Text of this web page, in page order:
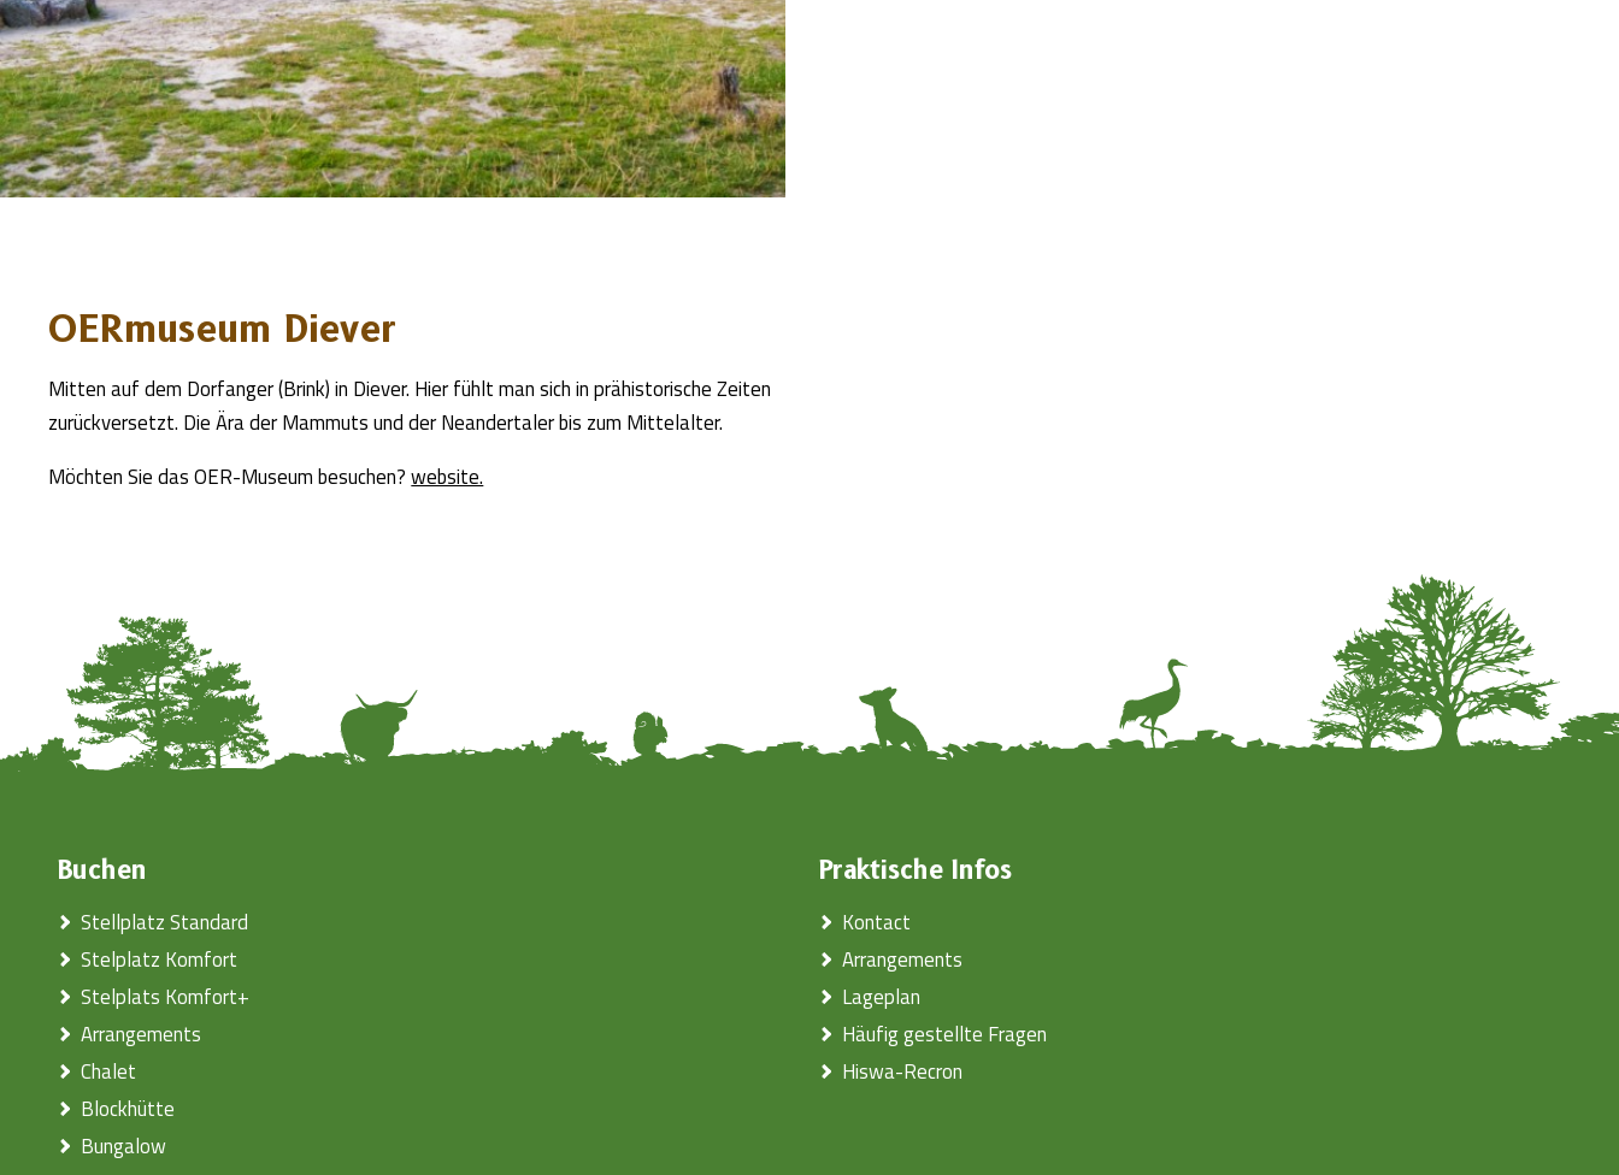
OERmuseum Diever
Mitten auf dem Dorfanger (Brink) in Diever. Hier fühlt man sich in prähistorische Zeiten
zurückversetzt. Die Ära der Mammuts und der Neandertaler bis zum Mittelalter.
Möchten Sie das OER-Museum besuchen?website.
Buchen
Stellplatz Standard
Stelplatz Komfort
Stelplats Komfort+
Arrangements
Chalet
Blockhütte
Bungalow
Praktische Infos
Kontact
Arrangements
Lageplan
Häufig gestellte Fragen
Hiswa-Recron